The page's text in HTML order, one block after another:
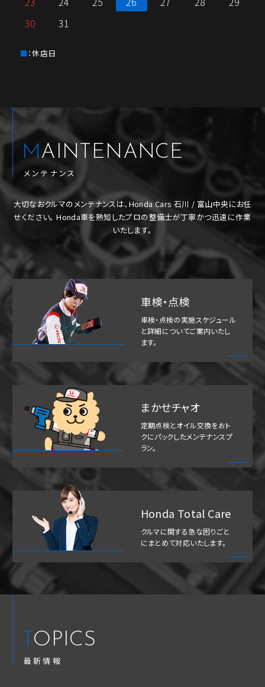
30
31
：休店日
MAINTENANCE
メンテナンス
大切なおクルマのメンテナンスは、Honda Cars 石川 / 富山中央にお任
せください。 Honda車を熟知したプロの整備士が丁寧かつ迅速に作業
いたします。
車検・点検
車検・点検の実施スケジュール
と詳細についてご案内いたし
ます。
まかせチャオ
定期点検とオイル交換をおト
クにパックしたメンテナンスプ
ラン。
Honda Total Care
クルマに関する急な困りごと
にまとめて対応いたします。
TOPICS
最新情報